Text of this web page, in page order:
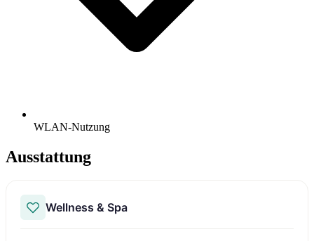
WLAN-Nutzung
Ausstattung
Wellness & Spa